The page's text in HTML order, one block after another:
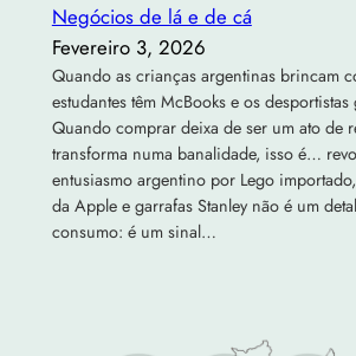
Negócios de lá e de cá
Fevereiro 3, 2026
Quando as crianças argentinas brincam
estudantes têm McBooks e os desportistas
Quando comprar deixa de ser um ato de
transforma numa banalidade, isso é…
entusiasmo argentino por Lego
da Apple e garrafas Stanley não é um
consumo: é um sinal…